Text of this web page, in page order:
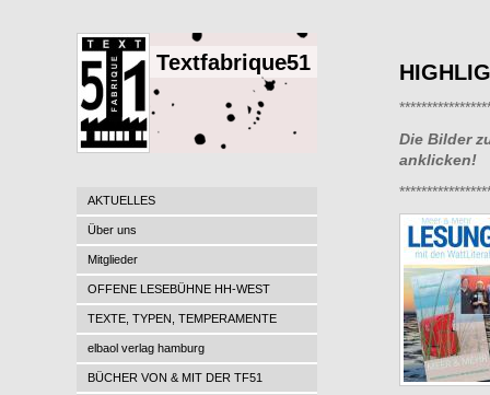
Textfabrique51
AKTUELLES
Über uns
Mitglieder
OFFENE LESEBÜHNE HH-WEST
TEXTE, TYPEN, TEMPERAMENTE
elbaol verlag hamburg
BÜCHER VON & MIT DER TF51
Die Bilder
anklicken!